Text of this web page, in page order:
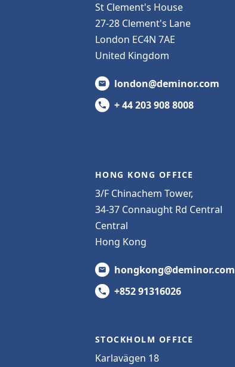
St Clement's House
27-28 Clement's Lane
London EC4N 7AE
United Kingdom
london@deminor.com
+ 44 203 908 8008
HONG KONG OFFICE
3/F Chinachem Tower,
34-37 Connaught Rd Central
Central
Hong Kong
hongkong@deminor.com
+852 91316026
STOCKHOLM OFFICE
Karlavägen 18